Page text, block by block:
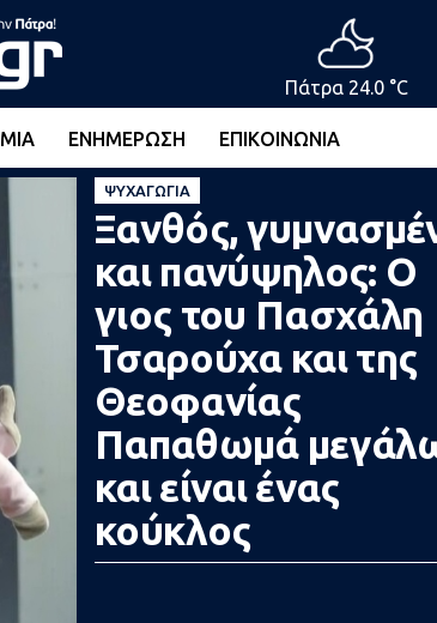
Πάτρα 24.0 °C
ΕΝΗΜΈΡΩΣΗ ΕΠΙΚΟΙΝΩΝΊΑ
ΨΥΧΑΓΩΓΊΑ
Ξανθός,
και πανύψηλος: O
γιος του Πασχάλη
Τσαρούχα και της
Θεοφανίας
Παπαθωμά
και είναι ένας
κούκλος